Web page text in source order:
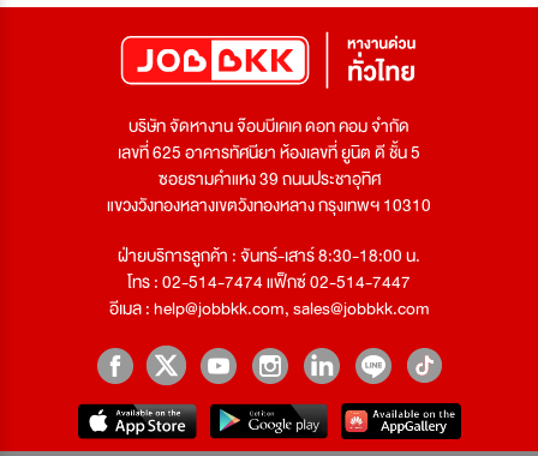
บริษัท จัดหางาน จ๊อบบีเคเค ดอท คอม จำกัด
เลขที่ 625 อาคารทัศนียา ห้องเลขที่ ยูนิต ดี ชั้น 5
ซอยรามคำแหง 39 ถนนประชาอุทิศ
แขวงวังทองหลางเขตวังทองหลาง กรุงเทพฯ 10310
ฝ่ายบริการลูกค้า : จันทร์-เสาร์ 8:30-18:00 น.
โทร : 02-514-7474 แฟ็กซ์ 02-514-7447
อีเมล :help@jobbkk.com,sales@jobbkk.com